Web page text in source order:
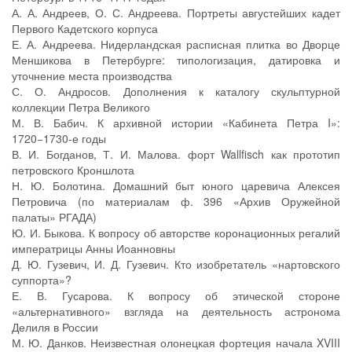
А. А. Андреев, О. С. Андреева. Портреты августейших кадет
Первого Кадетского корпуса
Е. А. Андреева. Нидерландская расписная плитка во Дворце
Меншикова в Петербурге: типологизация, датировка и
уточнение места производства
С. О. Андросов. Дополнения к каталогу скульптурной
коллекции Петра Великого
М. В. Бабич. К архивной истории «Кабинета Петра I»:
1720−1730-е годы
В. И. Богданов, Т. И. Малова. форт Wallfisch как прототип
петровского Кроншлота
Н. Ю. Болотина. Домашний быт юного царевича Алексея
Петровича (по материалам ф. 396 «Архив Оружейной
палаты» РГАДА)
Ю. И. Быкова. К вопросу об авторстве коронационных регалий
императрицы Анны Иоанновны
Д. Ю. Гузевич, И. Д. Гузевич. Кто изобретатель «нартовского
суппорта»?
Е. В. Гусарова. К вопросу об этической стороне
«альтернативного» взгляда на деятельность астронома
Делиля в России
М. Ю. Данков. Неизвестная олонецкая фортеция начала XVIII